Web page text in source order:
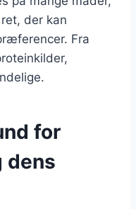
der kan
Fra
for
dens